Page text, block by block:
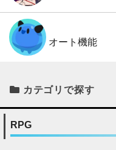
オート機能
カテゴリで探す
RPG